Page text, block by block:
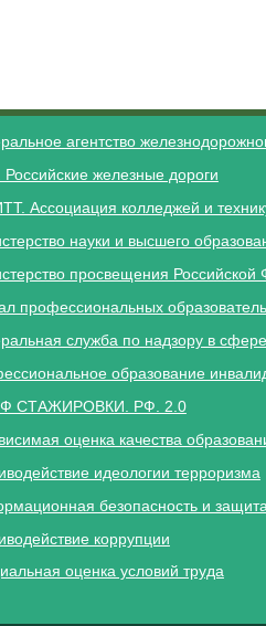
агентство
железные дороги
Ассоциация колледжей и
науки и высшего
просвещения Российской
профессиональных
служба по надзору в
образование
СТАЖИРОВКИ. РФ. 2.0
оценка качества
идеологии терроризма
безопасность и
коррупции
оценка условий труда